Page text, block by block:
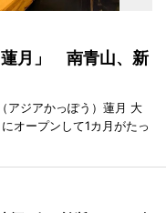
蓮月」 南青山、新
アジアかっぽう）蓮月 大
オープンして1カ月がたっ